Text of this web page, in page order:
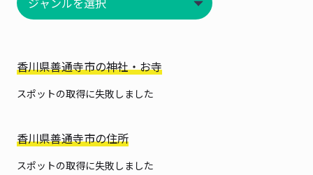
香川県善通寺市の神社・お寺
スポットの取得に失敗しました
香川県善通寺市の住所
スポットの取得に失敗しました